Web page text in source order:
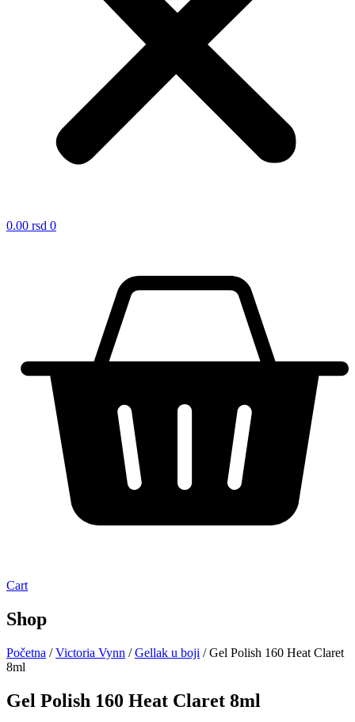
0.00 rsd 0
Cart
Shop
Početna /Victoria Vynn /Gellak u boji / Gel Polish 160 Heat Claret
8ml
Gel Polish 160 Heat Claret 8ml